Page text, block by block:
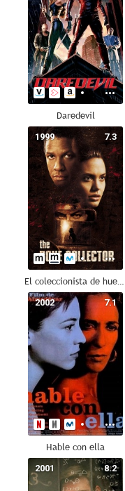
Daredevil
7.3
1999
El coleccionista de huesos
7.1
2002
Hable con ella
8.2
2001